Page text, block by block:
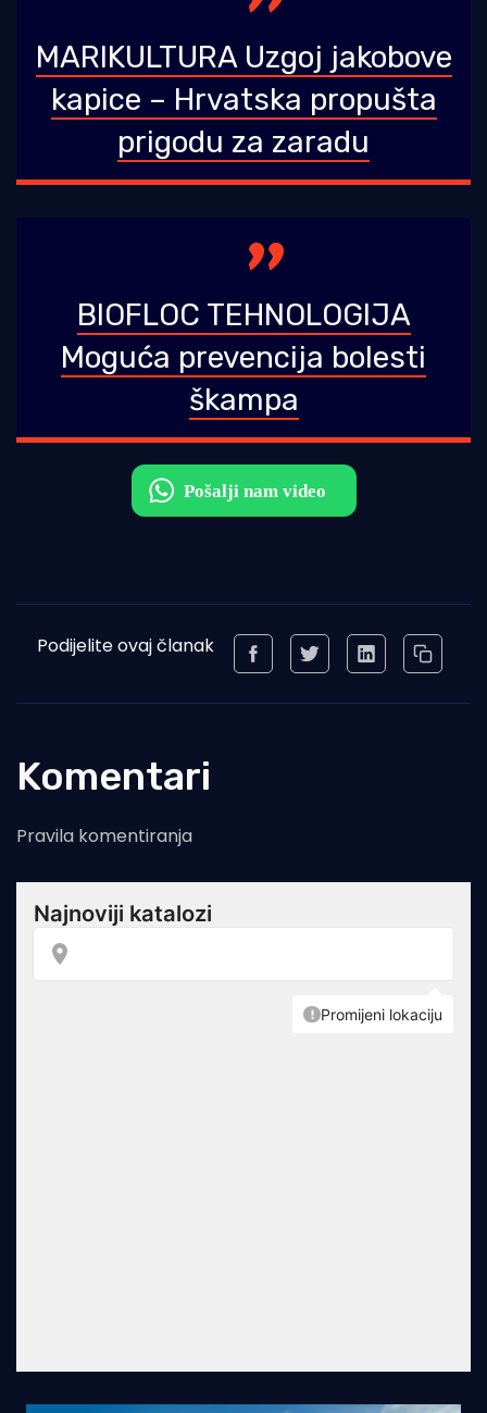
MARIKULTURA Uzgoj jakobove
kapice – Hrvatska propušta
prigodu za zaradu
BIOFLOC TEHNOLOGIJA
Moguća prevencija bolesti
škampa
Podijelite ovaj članak
Komentari
Pravila komentiranja